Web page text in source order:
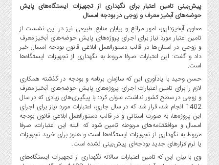
پیش‌بینی تامین اعتبار برای نگهداری از تجهیزات ایستگاه‌های پایش
حوضه‌های آبخیز معرف و زوجی در بودجه امسال
معاون آبخیزداری، امور مراتع و بیابان منابع طبیعی نیز در این نشست از
تامین اعتبار مورد نیاز برای اجرای پروژه‌های پایش حوضه‌های آبخیز معرف
و زوجی در استان‌ها در قالب دستورالعمل ابلاغی قانون بودجه امسال خبر
داد و گفت: این اعتبارات صرفا مربوط به نگهداری از تجهیزات ایستگاه‌ها
است.
حسن وحید با یادآوری این که سازمان برنامه و بودجه در گذشته همکاری
لازم را برای تامین اعتبارات اجرای پروژه‌های پایش حوضه‌های آبخیز معرف
و زوجی در سطح کشور نداشت، عنوان کرد: با پیگیری‌های زیادی که در سال
1402 انجام شد، قرار شد که در سال جاری، اعتبارات مورد نیاز برای اجرای
این پروژه‌ها، به صورت استانی و در قالب دستورالعمل ابلاغی قانون بودجه
امسال و موافقتنامه‌های مربوطه تامین شود که البته این اعتبارات، صرفا
مربوط به نگهداری از تجهیزات ایستگاه‌ها است و هنوز برای خرید تجهیزات
یا نرم‌افزارهای جدید بودجه‌ای پیش‌بینی نشده است.
وی با بیان این که تامین اعتبارات سالانه نگهداری از تجهیزات ایستگاه‌های